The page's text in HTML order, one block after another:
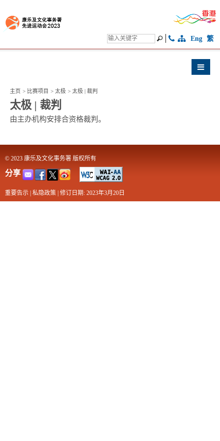
Eng 繁
主页 > 比赛项目 > 太极 > 太极 | 裁判
太极 | 裁判
由主办机构安排合资格裁判。
© 2023 康乐及文化事务署 版权所有
分享
重要告示 | 私隐政策 | 修订日期: 2023年3月20日